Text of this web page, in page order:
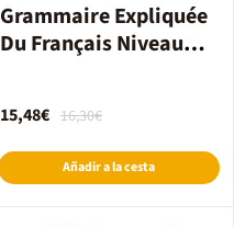
Grammaire Expliquée
Du Français Niveau
16,30€
15,48€
Añadir a la cesta